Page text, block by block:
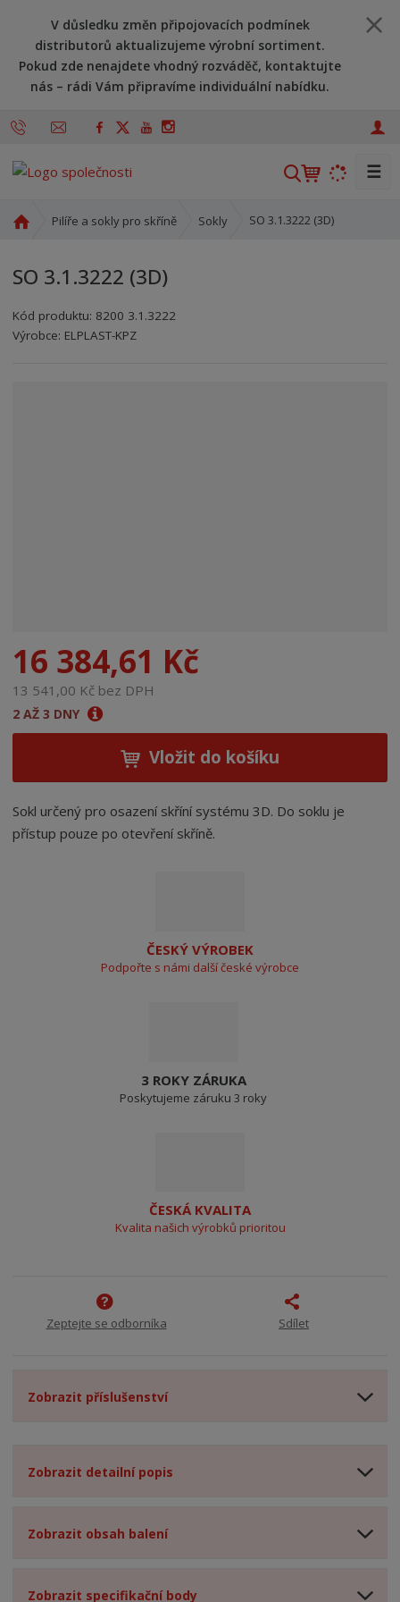
V důsledku změn připojovacích podmínek
distributorů aktualizujeme výrobní sortiment.
Pokud zde nenajdete vhodný rozváděč, kontaktujte
nás – rádi Vám připravíme individuální nabídku.
V
h
☰
d
í
s
Pilíře a sokly pro skříně Sokly SO 3.1.3222 (3D)
SO 3.1.3222 (3D)
Kód produktu: 8200 3.1.3222
Kód výrobce: 8595208625329
Kód dodavatele:8595208625329
Výrobce: ELPLAST-KPZ
16 384,61 Kč
13 541,00 Kč bez DPH
2 AŽ 3 DNY
Vložit do košíku
Sokl určený pro osazení skříní systému 3D. Do soklu je
přístup pouze po otevření skříně.
ČESKÝ VÝROBEK
Podpořte s námi další české výrobce
3 ROKY ZÁRUKA
Poskytujeme záruku 3 roky
ČESKÁ KVALITA
Kvalita našich výrobků prioritou
Zeptejte se odborníka Sdílet
Zobrazit příslušenství
Zobrazit detailní popis
Zobrazit obsah balení
Zobrazit specifikační body